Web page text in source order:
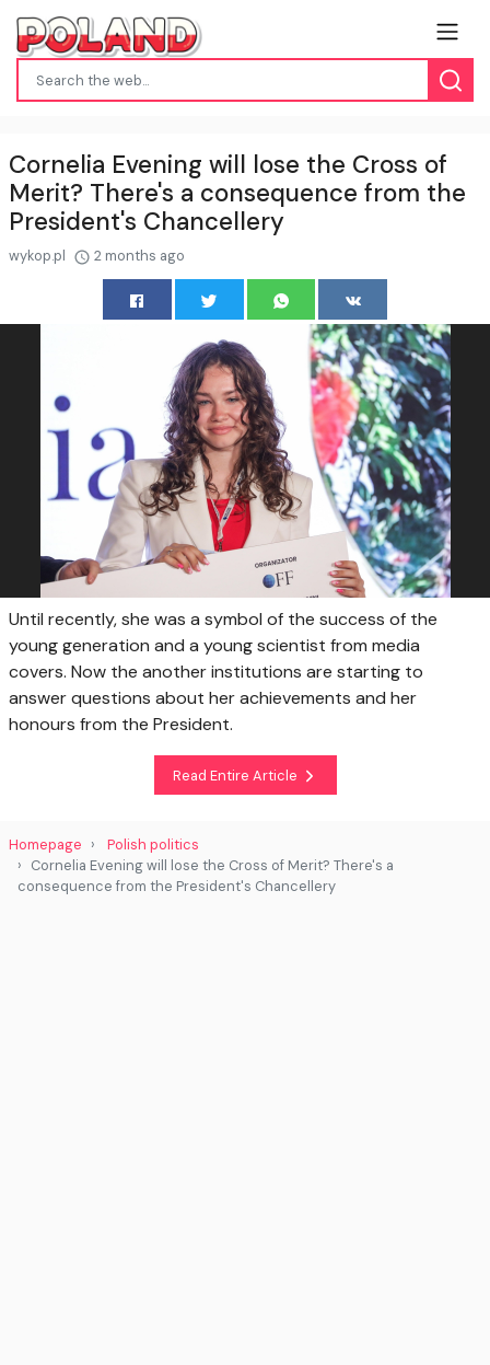
Cornelia Evening will lose the Cross of
Merit? There's a consequence from the
President's Chancellery
wykop.pl 2 months ago
Until recently, she was a symbol of the success of the
young generation and a young scientist from media
covers. Now the another institutions are starting to
answer questions about her achievements and her
honours from the President.
Read Entire Article
Homepage
Polish politics
Cornelia Evening will lose the Cross of Merit? There's a
consequence from the President's Chancellery